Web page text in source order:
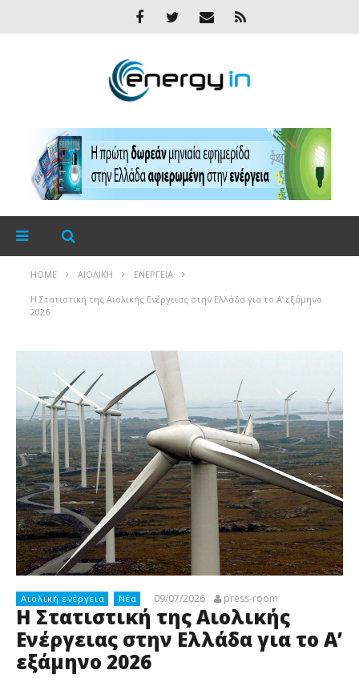
HOME ΑΙΟΛΙΚΉ ΕΝΈΡΓΕΙΑ
Η Στατιστική της Αιολικής Ενέργειας στην Ελλάδα για το Α’ εξάμηνο
2026
Αιολική ενέργεια Νέα 09/07/2026 press-room
Η Στατιστική της Αιολικής
Ενέργειας στην Ελλάδα για το Α’
εξάμηνο 2026